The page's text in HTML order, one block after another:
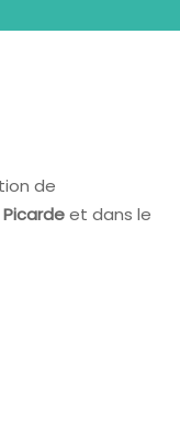
de
et dans le